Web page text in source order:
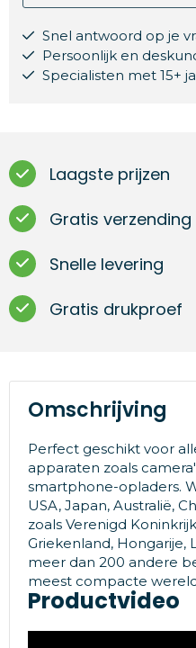
Snel antwoord op je
Persoonlijk en
Specialisten met 15+
Laagste prijzen
Gratis verzending
Snelle levering
Gratis drukproef
Omschrijving
Perfect geschikt voor
apparaten zoals
smartphone-opladers.
USA, Japan, Australië,
zoals Verenigd
Griekenland, Hongarije,
meer dan 200 andere
meest compacte
Productvideo